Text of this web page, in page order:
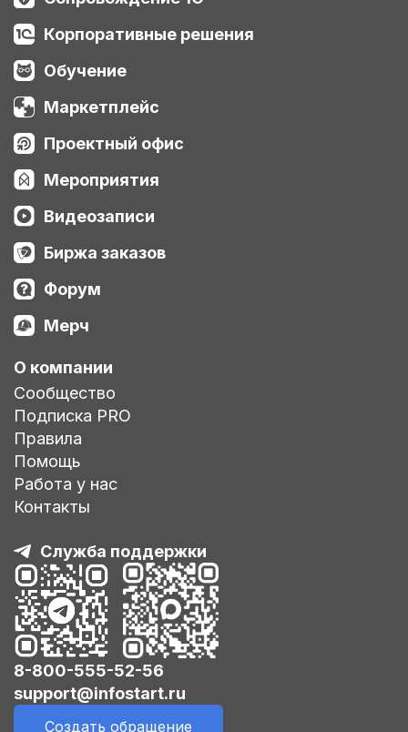
Корпоративные решения
Обучение
Маркетплейс
Проектный офис
Мероприятия
Видеозаписи
Биржа заказов
Форум
Мерч
О компании
Сообщество
Подписка PRO
Правила
Помощь
Работа у нас
Контакты
Служба поддержки
8-800-555-52-56
support@infostart.ru
Создать обращение